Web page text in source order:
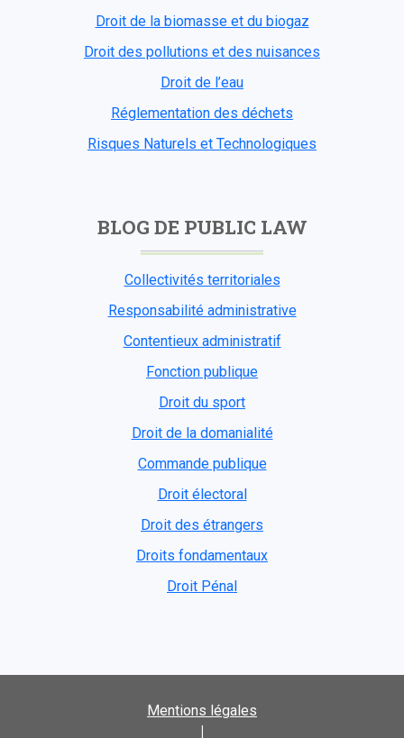
Droit de la biomasse et du biogaz
Droit des pollutions et des nuisances
Droit de l’eau
Réglementation des déchets
Risques Naturels et Technologiques
BLOG DE PUBLIC LAW
Collectivités territoriales
Responsabilité administrative
Contentieux administratif
Fonction publique
Droit du sport
Droit de la domanialité
Commande publique
Droit électoral
Droit des étrangers
Droits fondamentaux
Droit Pénal
Mentions légales
|